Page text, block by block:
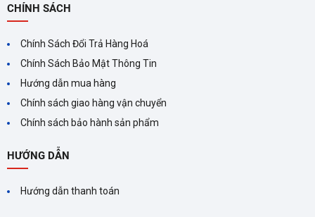
định, không bị chập chờn hay nhiễu loạn trong suốt thời
CHÍNH SÁCH
Chính Sách Đổi Trả Hàng Hoá
Chính Sách Bảo Mật Thông Tin
Hướng dẫn mua hàng
Chính sách giao hàng vận chuyển
Chính sách bảo hành sản phẩm
HƯỚNG DẪN
Hướng dẫn thanh toán